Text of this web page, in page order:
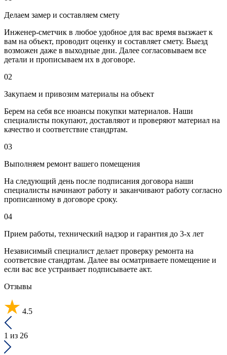
Делаем замер и составляем смету
Инженер-сметчик в любое удобное для вас время вызжает к
вам на объект, проводит оценку и составляет смету. Выезд
возможен даже в выходные дни. Далее согласовываем все
детали и прописываем их в договоре.
02
Закупаем и привозим материалы на объект
Берем на себя все нюансы покупки материалов. Наши
специалисты покупают, доставляют и проверяют материал на
качество и соответствие стандртам.
03
Выполняем ремонт вашего помещения
На следующий день после подписания договора наши
специалисты начинают работу и заканчивают работу согласно
прописанному в договоре сроку.
04
Прием работы, технический надзор и гарантия до 3-х лет
Независимый специалист делает проверку ремонта на
соответсвие стандртам. Далее вы осматриваете помещение и
если вас все устраивает подписываете акт.
Отзывы
4.5
1 из 26